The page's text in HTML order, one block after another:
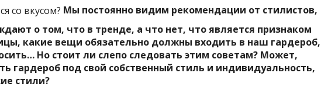
Мы постоянно видим рекомендации от стилистов,
о том, что в тренде, а что нет, что является признаком
какие вещи обязательно должны входить в наш гардероб,
Но стоит ли слепо следовать этим советам? Может,
гардероб под свой собственный стиль и индивидуальность,
стили?